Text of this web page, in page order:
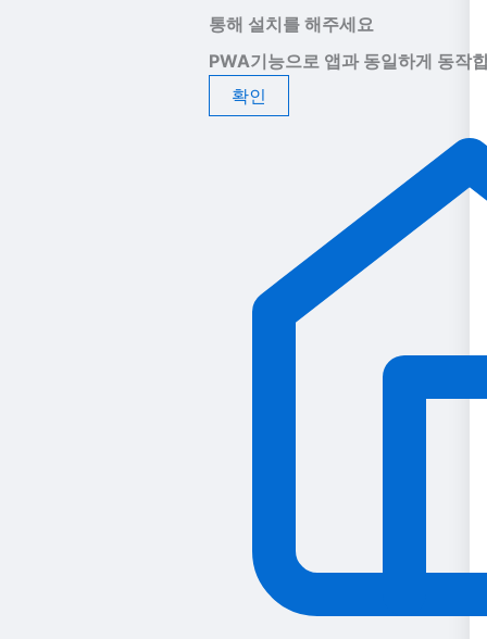
통해 설치를 해주세요
PWA기능으로 앱과 동일하게 동작
확인